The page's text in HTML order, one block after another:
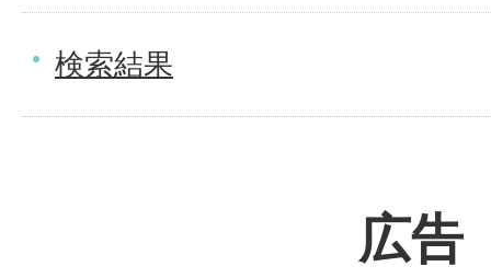
検索結果
広告